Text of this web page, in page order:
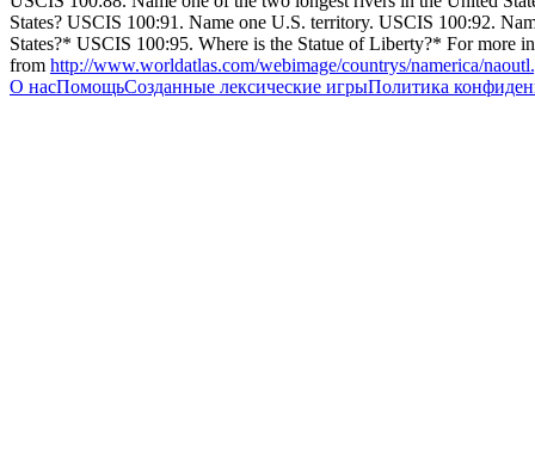
States? USCIS 100:91. Name one U.S. territory. USCIS 100:92.
States?* USCIS 100:95. Where is the Statue of Liberty?* For
from http://www.worldatlas.com/webimage/countrys/namerica/
О насПомощьСозданные лексические игрыПолитика